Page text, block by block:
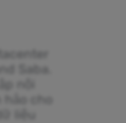
Saba.
nội
cho
liệu